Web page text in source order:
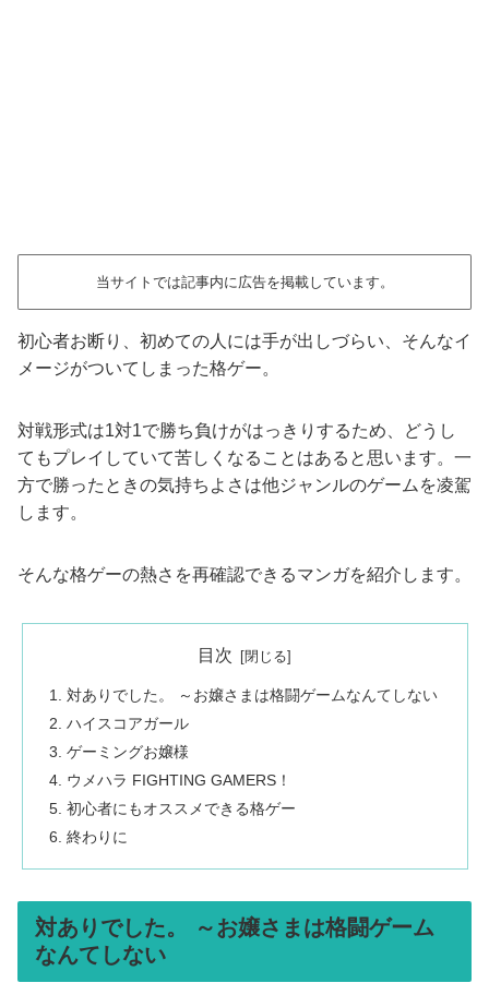
当サイトでは記事内に広告を掲載しています。
初心者お断り、初めての人には手が出しづらい、そんなイ
メージがついてしまった格ゲー。
対戦形式は1対1で勝ち負けがはっきりするため、どうし
てもプレイしていて苦しくなることはあると思います。一
方で勝ったときの気持ちよさは他ジャンルのゲームを凌駕
します。
そんな格ゲーの熱さを再確認できるマンガを紹介します。
目次
対ありでした。 ～お嬢さまは格闘ゲームなんてしない
ハイスコアガール
ゲーミングお嬢様
ウメハラ FIGHTING GAMERS！
初心者にもオススメできる格ゲー
終わりに
対ありでした。 ～お嬢さまは格闘ゲーム
なんてしない